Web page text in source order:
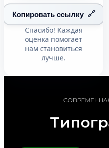
Копировать ссылку
Спасибо! Каждая
оценка помогает
нам становиться
лучше.